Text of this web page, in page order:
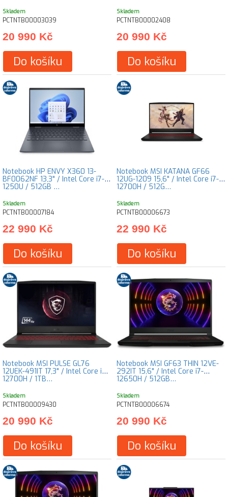
Skladem
PCTNTB00003039
20 990 Kč
Do košíku
Skladem
PCTNTB00002408
20 990 Kč
Do košíku
Notebook HP ENVY X360 13-
BF0062NF 13,3" / Intel Core i7-
1250U / 512GB …
Skladem
PCTNTB00007184
22 990 Kč
Do košíku
Notebook MSI KATANA GF66
12UG-1209 15,6" / Intel Core i7-
12700H / 512G…
Skladem
PCTNTB00006673
22 990 Kč
Do košíku
Notebook MSI PULSE GL76
12UEK-491IT 17,3" / Intel Core i7-
12700H / 1TB…
Skladem
PCTNTB00009430
20 990 Kč
Do košíku
Notebook MSI GF63 THIN 12VE-
292IT 15,6" / Intel Core i7-
12650H / 512GB…
Skladem
PCTNTB00006674
20 990 Kč
Do košíku